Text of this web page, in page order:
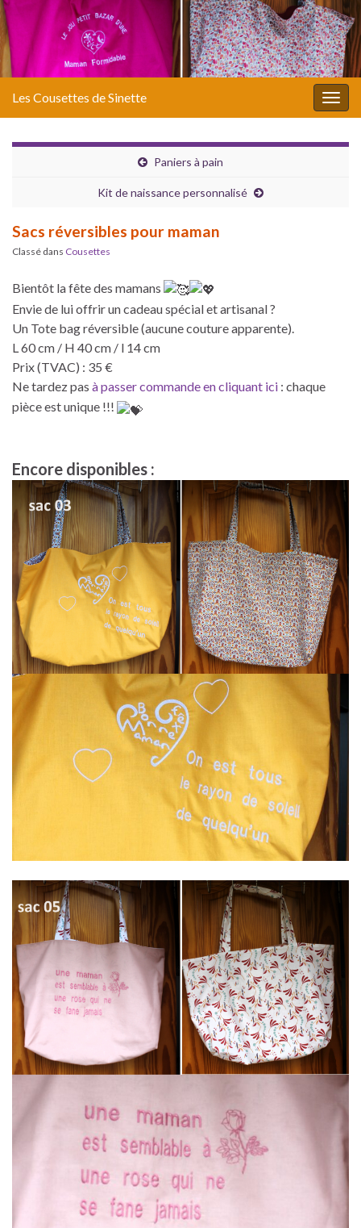
Les Cousettes de Sinette
Paniers à pain
Kit de naissance personnalisé
Sacs réversibles pour maman
Classé dans Cousettes
Bientôt la fête des mamans
Envie de lui offrir un cadeau spécial et artisanal ?
Un Tote bag réversible (aucune couture apparente).
L 60 cm / H 40 cm / l 14 cm
Prix (TVAC) : 35 €
Ne tardez pas à passer commande en cliquant ici : chaque
pièce est unique !!!
Encore disponibles :